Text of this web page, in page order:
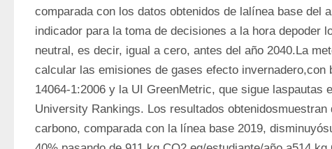
comparada con los datos obtenidos de lalínea base del
indicador para la toma de decisiones a la hora depoder
neutral, es decir, igual a cero, antes del año 2040.La
calcular las emisiones de gases efecto invernadero,con
14064-1:2006 y la UI GreenMetric, que sigue laspautas
University Rankings. Los resultados obtenidosmuestran
carbono, comparada con la línea base 2019,